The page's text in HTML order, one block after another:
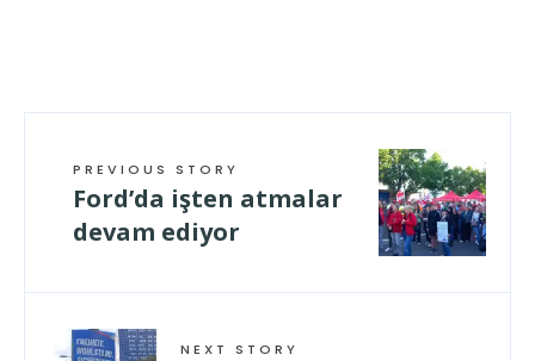
PREVIOUS STORY
Ford’da işten atmalar
devam ediyor
NEXT STORY